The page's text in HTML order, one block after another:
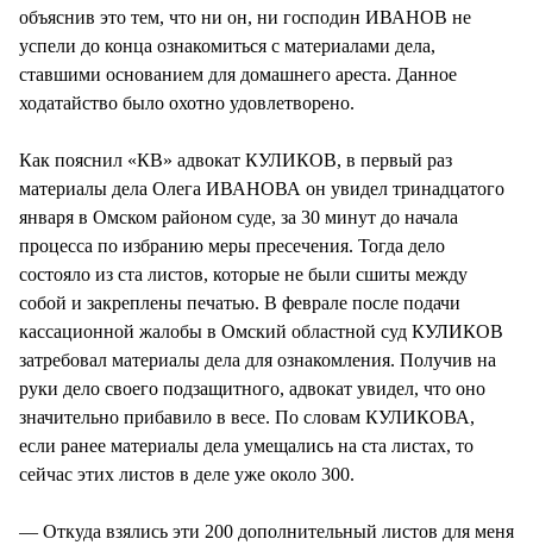
объяснив это тем, что ни он, ни господин ИВАНОВ не
успели до конца ознакомиться с материалами дела,
ставшими основанием для домашнего ареста. Данное
ходатайство было охотно удовлетворено.
Как пояснил «КВ» адвокат КУЛИКОВ, в первый раз
материалы дела Олега ИВАНОВА он увидел тринадцатого
января в Омском районом суде, за 30 минут до начала
процесса по избранию меры пресечения. Тогда дело
состояло из ста листов, которые не были сшиты между
собой и закреплены печатью. В феврале после подачи
кассационной жалобы в Омский областной суд КУЛИКОВ
затребовал материалы дела для ознакомления. Получив на
руки дело своего подзащитного, адвокат увидел, что оно
значительно прибавило в весе. По словам КУЛИКОВА,
если ранее материалы дела умещались на ста листах, то
сейчас этих листов в деле уже около 300.
— Откуда взялись эти 200 дополнительный листов для меня